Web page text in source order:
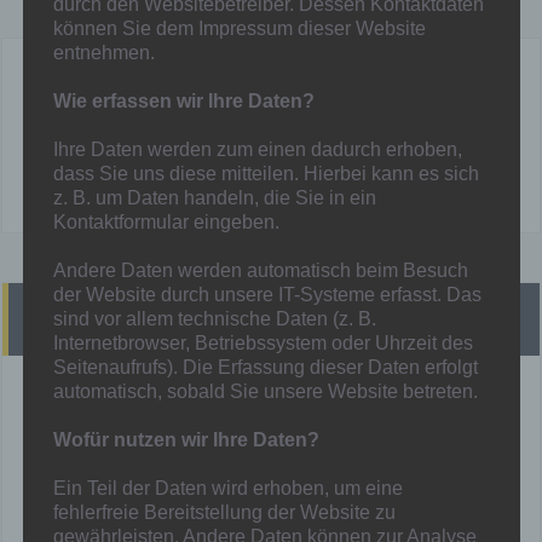
Heutige Spiele
3M - Eintracht Walsum II
Mehr unter:Spielplan
können Sie dem Impressum dieser Website
entnehmen.
Wie erfassen wir Ihre Daten?
Ihre Daten werden zum einen dadurch erhoben,
dass Sie uns diese mitteilen. Hierbei kann es sich
z. B. um Daten handeln, die Sie in ein
Kontaktformular eingeben.
Andere Daten werden automatisch beim Besuch
der Website durch unsere IT-Systeme erfasst. Das
sind vor allem technische Daten (z. B.
Internetbrowser, Betriebssystem oder Uhrzeit des
Seitenaufrufs). Die Erfassung dieser Daten erfolgt
automatisch, sobald Sie unsere Website betreten.
Wofür nutzen wir Ihre Daten?
Ein Teil der Daten wird erhoben, um eine
fehlerfreie Bereitstellung der Website zu
gewährleisten. Andere Daten können zur Analyse